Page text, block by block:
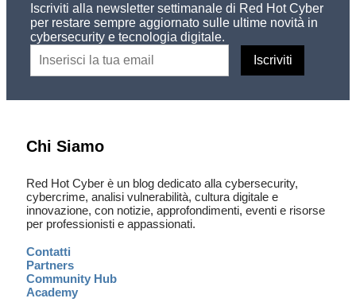
Iscriviti alla newsletter settimanale di Red Hot Cyber
per restare sempre aggiornato sulle ultime novità in
cybersecurity e tecnologia digitale.
Chi Siamo
Red Hot Cyber è un blog dedicato alla cybersecurity,
cybercrime, analisi vulnerabilità, cultura digitale e
innovazione, con notizie, approfondimenti, eventi e risorse
per professionisti e appassionati.
Contatti
Partners
Community Hub
Academy